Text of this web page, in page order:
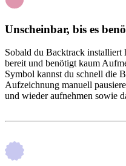
Unscheinbar, bis es
Sobald du Backtrack installiert
bereit und benötigt kaum
Symbol kannst du schnell die
Aufzeichnung manuell
und wieder aufnehmen sowie